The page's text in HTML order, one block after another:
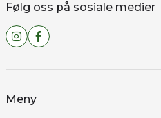
Følg oss på sosiale medier
Meny